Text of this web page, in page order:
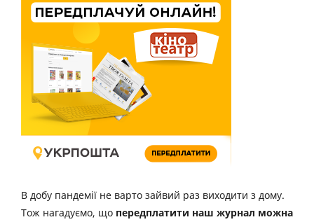
В добу пандемії не варто зайвий раз виходити з дому.
Тож нагадуємо, що передплатити наш журнал можна